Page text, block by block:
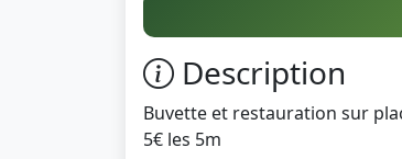
Description
Buvette et restauration sur
5€ les 5m